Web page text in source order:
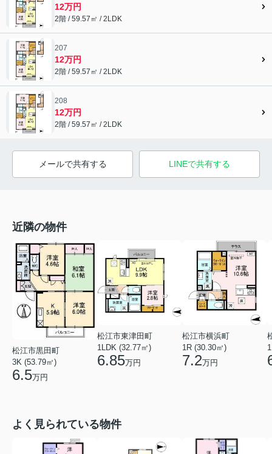
12万円
2階 / 59.57㎡ / 2LDK
207
12万円
2階 / 59.57㎡ / 2LDK
208
12万円
2階 / 59.57㎡ / 2LDK
メールで共有する LINEで共有する
近隣の物件
松江市黒田町
3K (53.79㎡)
6.5万円
松江市東津田町
1LDK (32.77㎡)
6.85万円
松江市横浜町
1R (30.30㎡)
7.2万円
よく見られている物件